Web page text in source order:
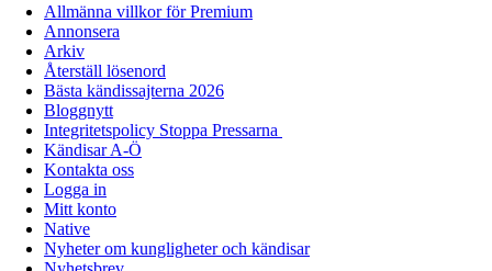
Allmänna villkor för Premium
Annonsera
Arkiv
Återställ lösenord
Bästa kändissajterna 2026
Bloggnytt
Integritetspolicy Stoppa Pressarna
Kändisar A-Ö
Kontakta oss
Logga in
Mitt konto
Native
Nyheter om kungligheter och kändisar